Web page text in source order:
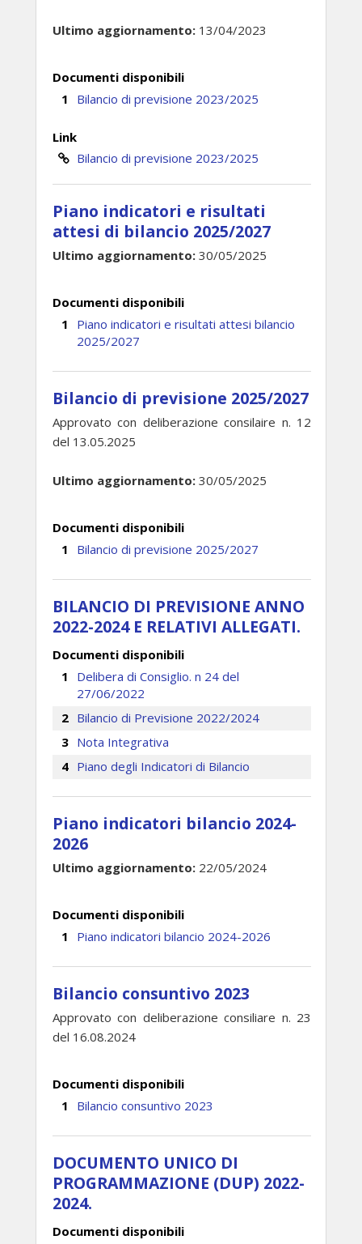
Ultimo aggiornamento: 13/04/2023
Documenti disponibili
Bilancio di previsione 2023/2025
Link
Bilancio di previsione 2023/2025
Piano indicatori e risultati
attesi di bilancio 2025/2027
Ultimo aggiornamento: 30/05/2025
Documenti disponibili
Piano indicatori e risultati attesi bilancio
2025/2027
Bilancio di previsione 2025/2027
Approvato con deliberazione consilaire n. 12
del 13.05.2025
Ultimo aggiornamento: 30/05/2025
Documenti disponibili
Bilancio di previsione 2025/2027
BILANCIO DI PREVISIONE ANNO
2022-2024 E RELATIVI ALLEGATI.
Documenti disponibili
Delibera di Consiglio. n 24 del
27/06/2022
Bilancio di Previsione 2022/2024
Nota Integrativa
Piano degli Indicatori di Bilancio
Piano indicatori bilancio 2024-
2026
Ultimo aggiornamento: 22/05/2024
Documenti disponibili
Piano indicatori bilancio 2024-2026
Bilancio consuntivo 2023
Approvato con deliberazione consiliare n. 23
del 16.08.2024
Documenti disponibili
Bilancio consuntivo 2023
DOCUMENTO UNICO DI
PROGRAMMAZIONE (DUP) 2022-
2024.
Documenti disponibili